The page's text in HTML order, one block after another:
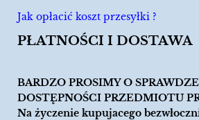
Jak opłacić koszt przesyłki ?
PŁATNOŚCI I DOSTAWA
BARDZO PROSIMY O
DOSTĘPNOŚCI PRZEDMIOTU
Na życzenie kupujacego